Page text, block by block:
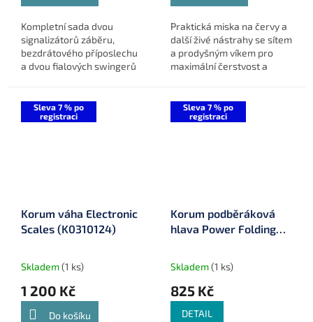
Kompletní sada dvou
signalizátorů záběru,
bezdrátového příposlechu
a dvou fialových swingerů
přesnou a spolehlivou
indikaci...
Praktická miska na červy a
další živé nástrahy se sítem
a prodyšným víkem pro
maximální čerstvost a
Sleva 7 % po
registraci
Korum váha Electronic
Scales (K0310124)
Skladem(1 ks)
1 200 Kč
Do košíku
Sleva 7 % po
registraci
Korum podběráková
hlava Power Folding
Skladem(1 ks)
825 Kč
DETAIL